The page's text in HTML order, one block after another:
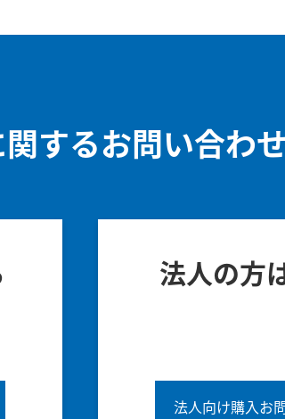
するお問い合わせ
法人の方
法人向け購入お